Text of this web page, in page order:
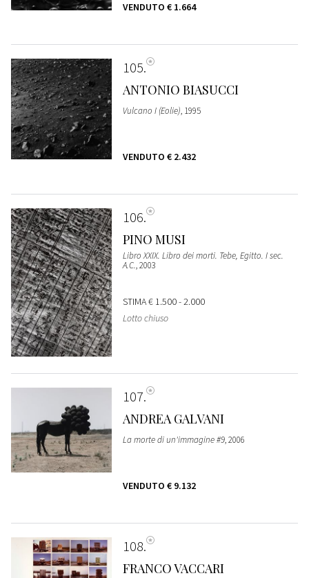
VENDUTO € 1.664
105
ANTONIO BIASUCCI
Vulcano I (Eolie), 1995
VENDUTO € 2.432
106
PINO MUSI
Libro XXIX. Libro dei morti. Tebe, Egitto. I sec.
A.C., 2003
STIMA€ 1.500 - 2.000
Lotto chiuso
107
ANDREA GALVANI
La morte di un'immagine #9, 2006
VENDUTO € 9.132
108
FRANCO VACCARI